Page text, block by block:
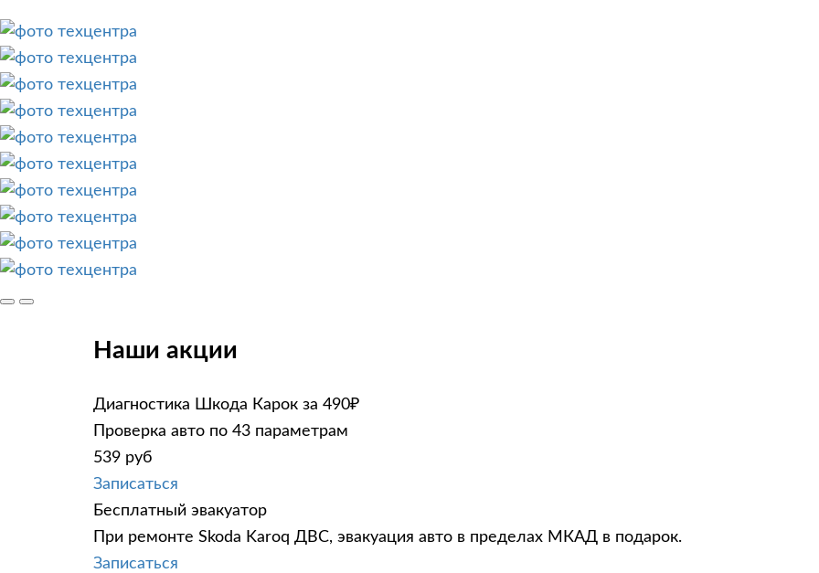
Наши акции
Диагностика Шкода Карок за 490₽
Проверка авто по 43 параметрам
539 руб
Записаться
Бесплатный эвакуатор
При ремонте Skoda Karoq ДВС, эвакуация авто в пределах МКАД в подарок.
Записаться